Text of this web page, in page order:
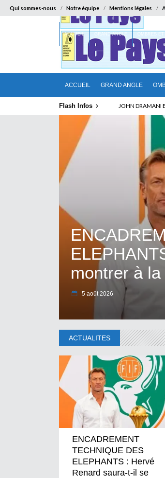
Qui sommes-nous Notre équipe Mentions légales
ACCUEIL GRAND ANGLE
ACCUEIL GRAND ANGLE OMBRES ET
Flash Infos ABSENCE
montrer à
5 août 2026
ACTUALITES
ENCADREMENT
TECHNIQUE DES
ELEPHANTS : Hervé
Renard saura-t-il se